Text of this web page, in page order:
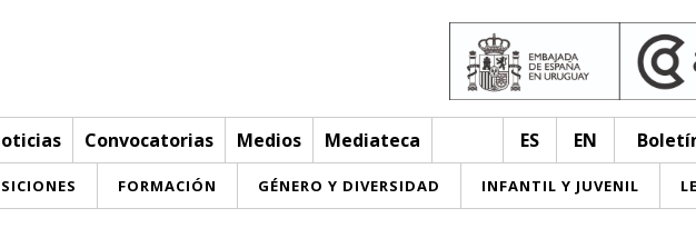
Convocatorias Medios Mediateca ES EN
FORMACIÓN GÉNERO Y DIVERSIDAD INFANTIL Y JUVENIL